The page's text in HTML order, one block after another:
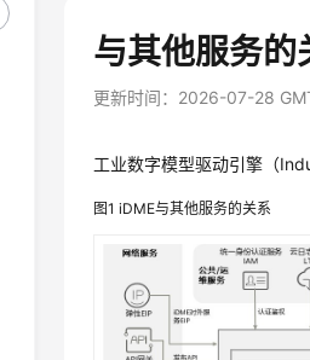
与其他服务的
更新时间： 2026-07-28
工业数字模型驱动引擎（
图1iDME与其他服务的关系